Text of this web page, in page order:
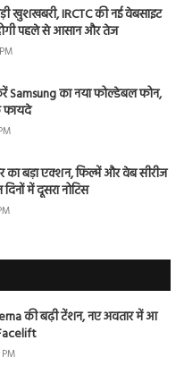
खुशखबरी, IRCTC की नई वेबसाइट
पहले से आसान और तेज
Samsung का नया फोल्डेबल फोन,
फायदे
का बड़ा एक्शन, फिल्में और वेब सीरीज
में दूसरा नोटिस
की बढ़ी टेंशन, नए अवतार में आ